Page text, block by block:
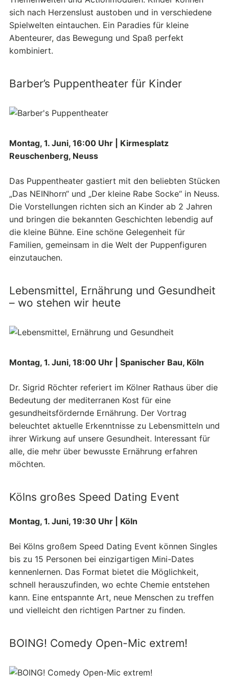
sich nach Herzenslust austoben und in verschiedene
Spielwelten eintauchen. Ein Paradies für kleine
Abenteurer, das Bewegung und Spaß perfekt
kombiniert.
Barber’s Puppentheater für Kinder
Montag, 1. Juni, 16:00 Uhr | Kirmesplatz
Reuschenberg, Neuss
Das Puppentheater gastiert mit den beliebten Stücken
„Das NEINhorn“ und „Der kleine Rabe Socke“ in Neuss.
Die Vorstellungen richten sich an Kinder ab 2 Jahren
und bringen die bekannten Geschichten lebendig auf
die kleine Bühne. Eine schöne Gelegenheit für
Familien, gemeinsam in die Welt der Puppenfiguren
einzutauchen.
Lebensmittel, Ernährung und Gesundheit
– wo stehen wir heute
Montag, 1. Juni, 18:00 Uhr | Spanischer Bau, Köln
Dr. Sigrid Röchter referiert im Kölner Rathaus über die
Bedeutung der mediterranen Kost für eine
gesundheitsfördernde Ernährung. Der Vortrag
beleuchtet aktuelle Erkenntnisse zu Lebensmitteln und
ihrer Wirkung auf unsere Gesundheit. Interessant für
alle, die mehr über bewusste Ernährung erfahren
möchten.
Kölns großes Speed Dating Event
Montag, 1. Juni, 19:30 Uhr | Köln
Bei Kölns großem Speed Dating Event können Singles
bis zu 15 Personen bei einzigartigen Mini-Dates
kennenlernen. Das Format bietet die Möglichkeit,
schnell herauszufinden, wo echte Chemie entstehen
kann. Eine entspannte Art, neue Menschen zu treffen
und vielleicht den richtigen Partner zu finden.
BOING! Comedy Open-Mic extrem!